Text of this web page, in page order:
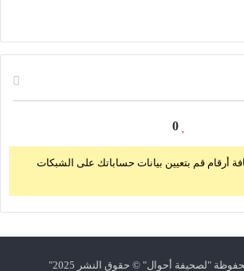
0
أرقام قم بتعيين بيانات حساباتك على الشبكات
"لصحيفة أحوال" © حقوق النشر 2025"